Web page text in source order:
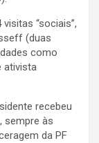
“sociais”,
(duas
como
ativista
recebeu
sempre às
da PF